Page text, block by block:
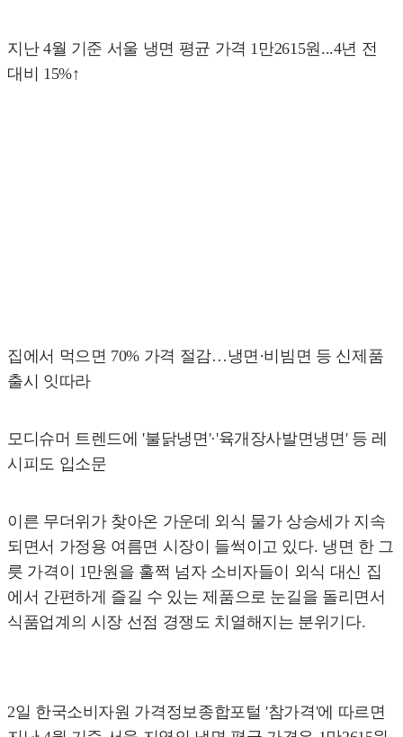
지난 4월 기준 서울 냉면 평균 가격 1만2615원...4년 전
대비 15%↑
집에서 먹으면 70% 가격 절감…냉면·비빔면 등 신제품
출시 잇따라
모디슈머 트렌드에 '불닭냉면'·'육개장사발면냉면' 등 레
시피도 입소문
이른 무더위가 찾아온 가운데 외식 물가 상승세가 지속
되면서 가정용 여름면 시장이 들썩이고 있다. 냉면 한 그
릇 가격이 1만원을 훌쩍 넘자 소비자들이 외식 대신 집
에서 간편하게 즐길 수 있는 제품으로 눈길을 돌리면서
식품업계의 시장 선점 경쟁도 치열해지는 분위기다.
2일 한국소비자원 가격정보종합포털 '참가격'에 따르면